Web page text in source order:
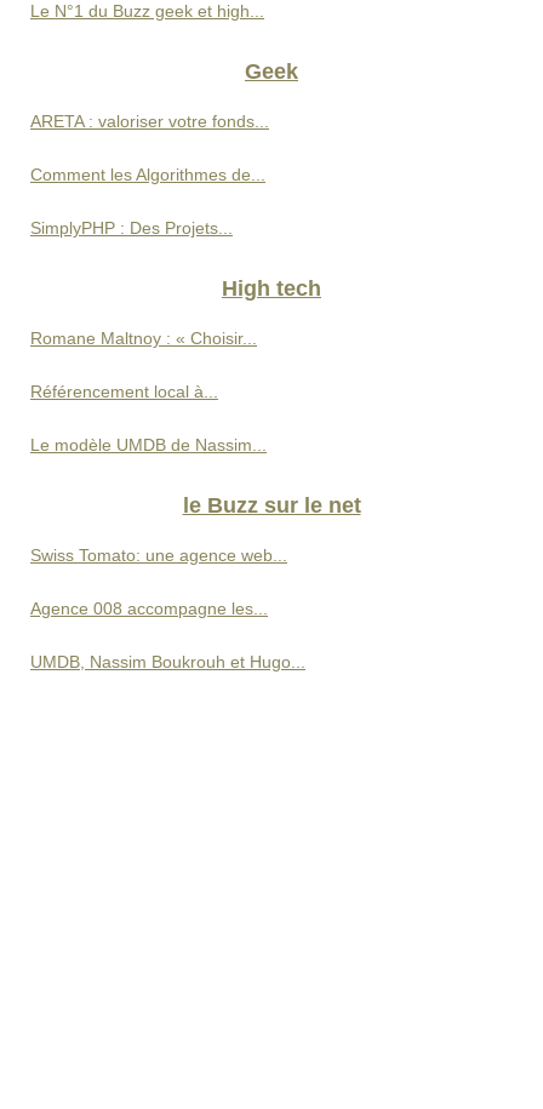
Le N°1 du Buzz geek et high...
Geek
ARETA : valoriser votre fonds...
Comment les Algorithmes de...
SimplyPHP : Des Projets...
High tech
Romane Maltnoy : « Choisir...
Référencement local à...
Le modèle UMDB de Nassim...
le Buzz sur le net
Swiss Tomato: une agence web...
Agence 008 accompagne les...
UMDB, Nassim Boukrouh et Hugo...